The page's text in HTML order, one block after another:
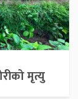
मृत्यु